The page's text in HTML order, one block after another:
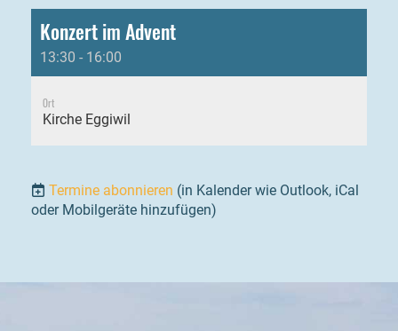
Konzert im Advent
13:30 - 16:00
Ort
Kirche Eggiwil
Termine abonnieren (in Kalender wie Outlook, iCal
oder Mobilgeräte hinzufügen)